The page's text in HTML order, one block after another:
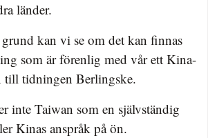
länder.
kan vi se om det kan finnas
som är förenlig med vår ett Kina-
till tidningen Berlingske.
inte Taiwan som en självständig
Kinas anspråk på ön.